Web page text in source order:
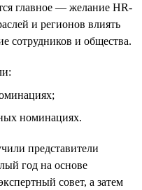
главное — желание HR-
и регионов влиять
сотрудников и общества.
номинациях.
представители
год на основе
совет, а затем